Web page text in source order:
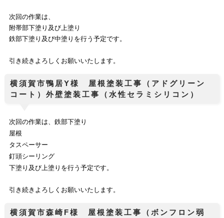
次回の作業は、
附帯部下塗り及び上塗り
鉄部下塗り及び中塗りを行う予定です。
引き続きよろしくお願いいたします。
横須賀市鴨居Y様 屋根塗装工事（アドグリーン
コート）外壁塗装工事（水性セラミシリコン）
次回の作業は、鉄部下塗り
屋根
タスペーサー
釘頭シーリング
下塗り及び上塗りを行う予定です。
引き続きよろしくお願いいたします。
横須賀市森崎F様 屋根塗装工事（ボンフロン弱